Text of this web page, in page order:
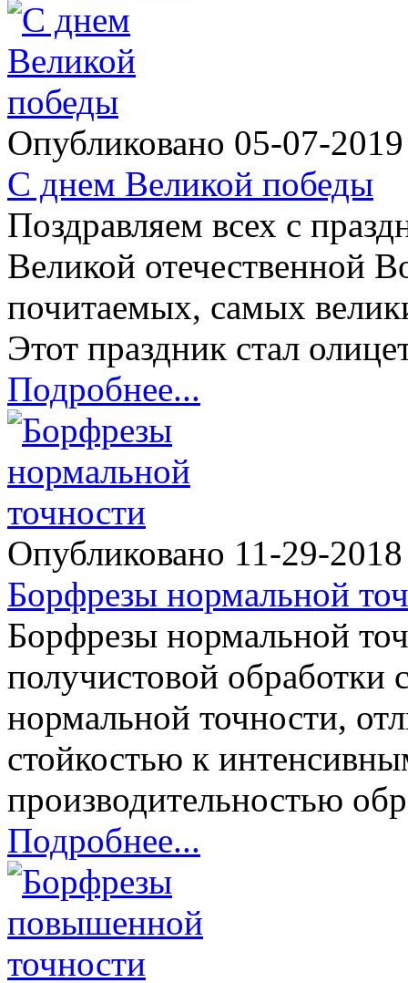
Опубликовано 05-07-
C днем Великой победы
Поздравляем всех с
Великой отечественной
почитаемых, самых
Этот праздник стал
Подробнее...
Опубликовано 11-29-
Борфрезы нормальной
Борфрезы нормальной
получистовой
нормальной точности,
стойкостью к
производительностью
Подробнее...